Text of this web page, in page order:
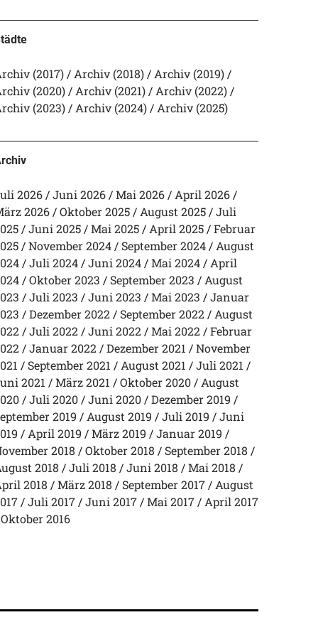
(2017) Archiv (2018)
Archiv (2019)
(2020)
Archiv (2021)
Archiv (2022)
(2023)
Archiv (2024) Archiv (2025)
2026 Juni 2026 Mai 2026
April 2026
2026
Oktober 2025 August 2025
Juli
Juni 2025 Mai 2025 April 2025
Februar
November 2024 September 2024
August
Juli 2024 Juni 2024 Mai 2024
April
Oktober 2023 September 2023
August
Juli 2023 Juni 2023 Mai 2023
Januar
Dezember 2022 September 2022
August
Juli 2022 Juni 2022 Mai 2022
Februar
Januar 2022 Dezember 2021
November
September 2021 August 2021
Juli 2021
2021
März 2021 Oktober 2020
August
Juli 2020 Juni 2020
Dezember 2019
2019
August 2019 Juli 2019
Juni
April 2019 März 2019
Januar 2019
2018
Oktober 2018
September 2018
2018
Juli 2018 Juni 2018
Mai 2018
2018
März 2018 September 2017
August
Juli 2017 Juni 2017 Mai 2017
April 2017
Oktober 2016